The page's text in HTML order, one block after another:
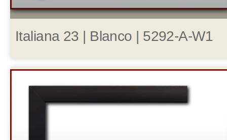
Italiana 23 | Blanco | 5292-A-W1